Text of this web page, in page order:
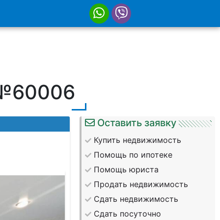
Оставить заявку
Купить недвижимость
Помощь по ипотеке
Помощь юриста
Продать недвижимость
Сдать недвижимость
Сдать посуточно